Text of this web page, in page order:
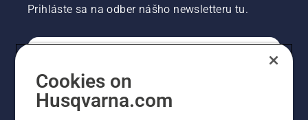
Prihláste sa na odber nášho newsletteru tu.
PROFESIONÁLNE
Cookies on
Husqvarna.com